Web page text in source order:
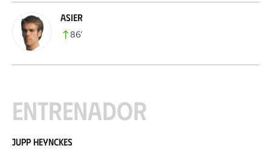
Asier
86’
Entrenador
Jupp Heynckes